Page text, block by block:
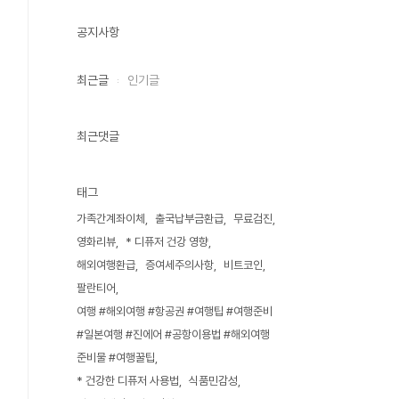
공지사항
최근글 인기글
최근댓글
태그
가족간계좌이체 출국납부금환급
무료검진
영화리뷰
* 디퓨저 건강 영향
해외여행환급
증여세주의사항
비트코인
팔란티어
여행 #해외여행 #항공권 #여행팁 #여행준비
#일본여행 #진에어 #공항이용법 #해외여행
준비물 #여행꿀팁
* 건강한 디퓨저 사용법
식품민감성